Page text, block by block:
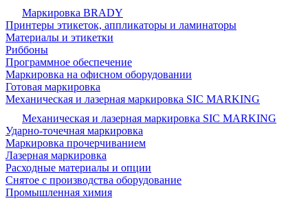
Маркировка BRADY
Принтеры этикеток, аппликаторы и ламинаторы
Материалы и этикетки
Риббоны
Программное обеспечение
Маркировка на офисном оборудовании
Готовая маркировка
Механическая и лазерная маркировка SIC MARKING
Механическая и лазерная маркировка SIC MARKING
Ударно-точечная маркировка
Маркировка прочерчиванием
Лазерная маркировка
Расходные материалы и опции
Снятое с производства оборудование
Промышленная химия